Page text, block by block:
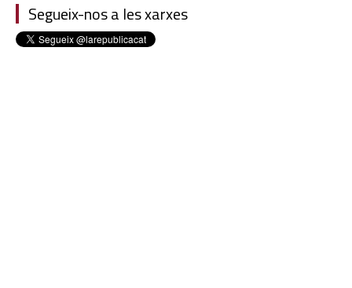
Segueix-nos a les xarxes